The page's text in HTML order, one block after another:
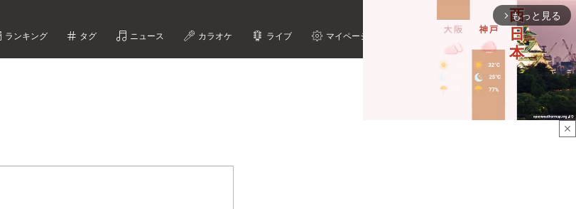
ランキング タグ ニュース カラオケ ライブ マイページ
close
arrow_forward_ios もっと見る